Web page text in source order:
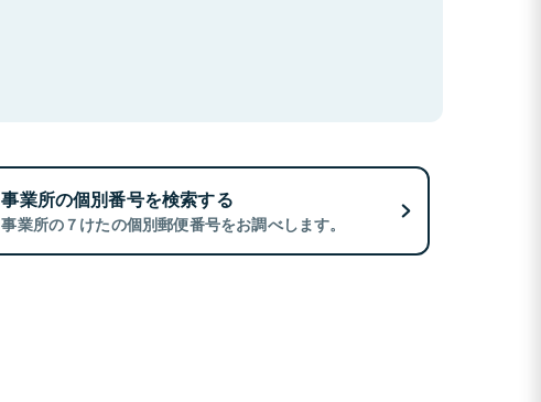
事業所の個別番号を検索する
事業所の７けたの個別郵便番号をお調べします。